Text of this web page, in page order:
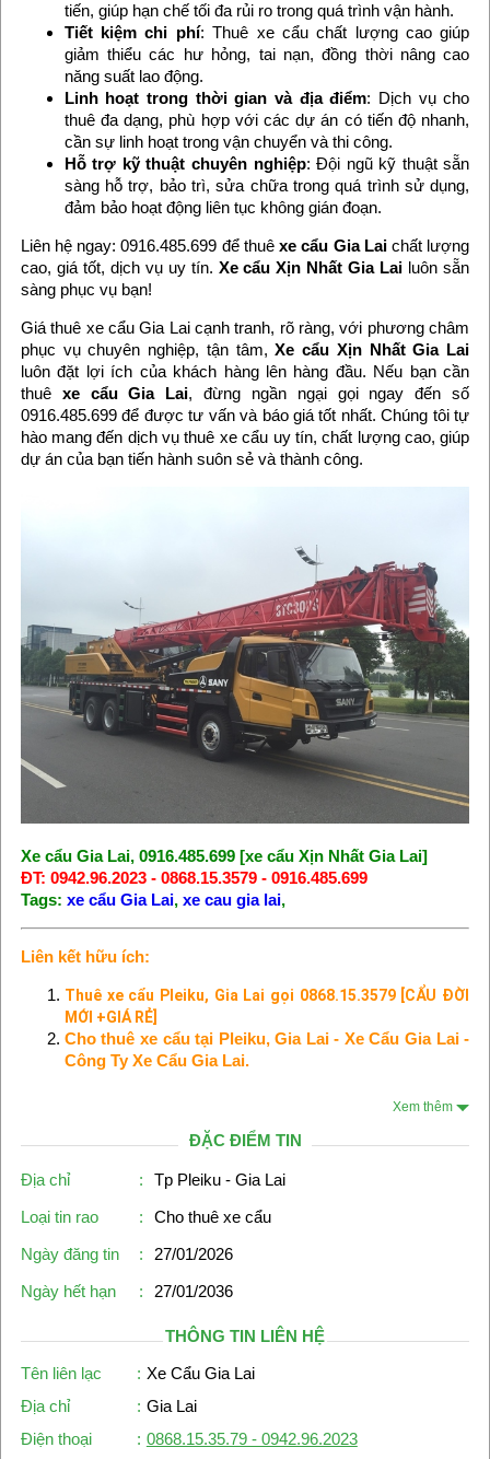
tiến, giúp hạn chế tối đa rủi ro trong quá trình vận hành.
Tiết kiệm chi phí: Thuê xe cẩu chất lượng cao giúp
giảm thiểu các hư hỏng, tai nạn, đồng thời nâng cao
năng suất lao động.
Linh hoạt trong thời gian và địa điểm: Dịch vụ cho
thuê đa dạng, phù hợp với các dự án có tiến độ nhanh,
cần sự linh hoạt trong vận chuyển và thi công.
Hỗ trợ kỹ thuật chuyên nghiệp: Đội ngũ kỹ thuật sẵn
sàng hỗ trợ, bảo trì, sửa chữa trong quá trình sử dụng,
đảm bảo hoạt động liên tục không gián đoạn.
Liên hệ ngay: 0916.485.699 để thuêxe cẩu Gia Laichất lượng
cao, giá tốt, dịch vụ uy tín. Xe cẩu Xịn Nhất Gia Lai luôn sẵn
sàng phục vụ bạn!
Giá thuê xe cẩu Gia Lai cạnh tranh, rõ ràng, với phương châm
phục vụ chuyên nghiệp, tận tâm,Xe cẩu Xịn Nhất Gia Lai
luôn đặt lợi ích của khách hàng lên hàng đầu. Nếu bạn cần
thuê xe cẩu Gia Lai, đừng ngần ngại gọi ngay đến số
0916.485.699 để được tư vấn và báo giá tốt nhất. Chúng tôi tự
hào mang đến dịch vụ thuê xe cẩu uy tín, chất lượng cao, giúp
dự án của bạn tiến hành suôn sẻ và thành công.
Xe cẩu Gia Lai, 0916.485.699 [xe cẩu Xịn Nhất Gia Lai]
ĐT: 0942.96.2023 - 0868.15.3579 - 0916.485.699
Tags: xe cẩu Gia Lai, xe cau gia lai,
Liên kết hữu ích:
Thuê xe cẩu Pleiku, Gia Lai gọi 0868.15.3579 [CẨU ĐỜI
MỚI +GIÁ RẺ]
Cho thuê xe cẩu tại Pleiku, Gia Lai - Xe Cẩu Gia Lai -
Công Ty Xe Cẩu Gia Lai.
Xem thêm
ĐẶC ĐIỂM TIN
Địa chỉ :
Tp Pleiku - Gia Lai
Loại tin rao
:
Cho thuê xe cẩu
Ngày đăng tin
:
27/01/2026
Ngày hết hạn
: 27/01/2036
THÔNG TIN LIÊN HỆ
Tên liên lạc
: Xe Cẩu Gia Lai
Địa chỉ
: Gia Lai
Điện thoại
: 0868.15.35.79 - 0942.96.2023